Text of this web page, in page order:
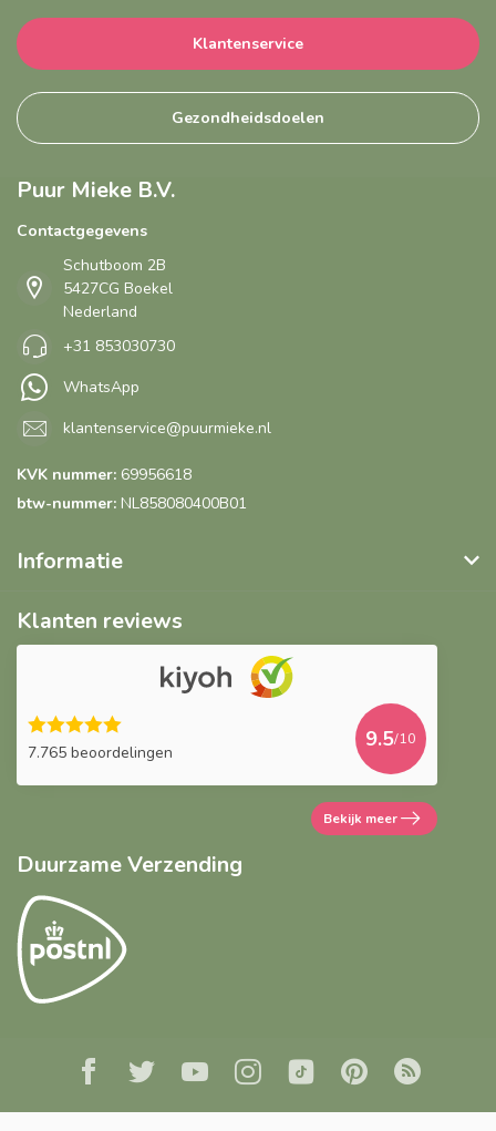
Klantenservice
Gezondheidsdoelen
Puur Mieke B.V.
Contactgegevens
Schutboom 2B
5427CG Boekel
Nederland
+31 853030730
WhatsApp
klantenservice@puurmieke.nl
KVK nummer: 69956618
btw-nummer: NL858080400B01
Informatie
Klanten reviews
7.765 beoordelingen
9.5/10
Bekijk meer
Duurzame Verzending